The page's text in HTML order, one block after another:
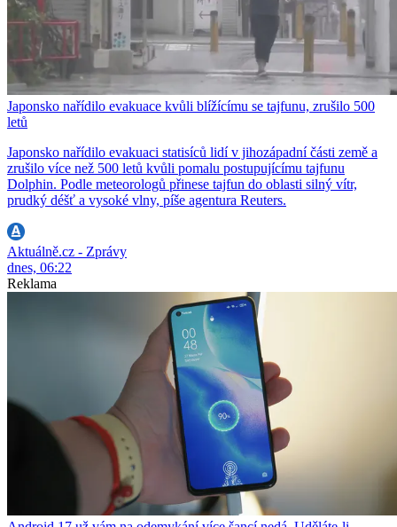
Japonsko nařídilo evakuace kvůli blížícímu se tajfunu, zrušilo 500
letů
Japonsko nařídilo evakuaci statisíců lidí v jihozápadní části země a
zrušilo více než 500 letů kvůli pomalu postupujícímu tajfunu
Dolphin. Podle meteorologů přinese tajfun do oblasti silný vítr,
prudký déšť a vysoké vlny, píše agentura Reuters.
Aktuálně.cz - Zprávy
dnes, 06:22
Reklama